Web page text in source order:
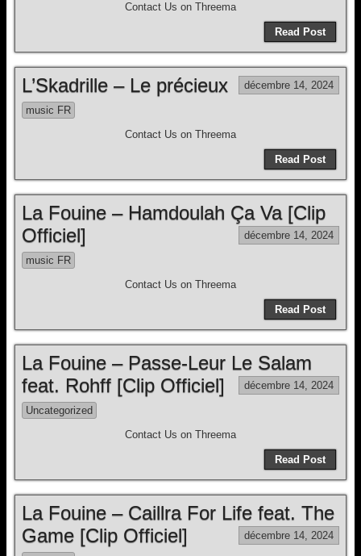
Contact Us on Threema
Read Post
L’Skadrille – Le précieux décembre 14, 2024
music FR
Contact Us on Threema
Read Post
La Fouine – Hamdoulah Ça Va [Clip
Officiel]
décembre 14, 2024
music FR
Contact Us on Threema
Read Post
La Fouine – Passe-Leur Le Salam
feat. Rohff [Clip Officiel]
décembre 14, 2024
Uncategorized
Contact Us on Threema
Read Post
La Fouine – Caillra For Life feat. The
Game [Clip Officiel]
décembre 14, 2024